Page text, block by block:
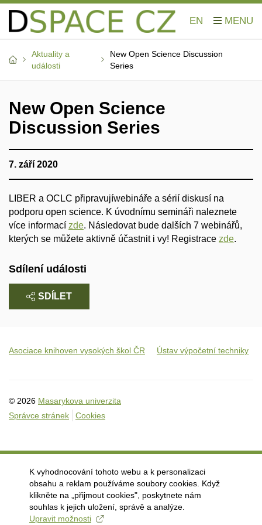
EN
Aktuality a
události
New Open Science Discussion
Series
New Open Science
Discussion Series
7. září 2020
LIBER a OCLC připravujíwebináře a sérií diskusí na
podporu open science. K úvodnímu semináři naleznete
více informací zde. Následovat bude dalších 7 webinářů,
kterých se můžete aktivně účastnit i vy! Registrace zde.
Sdílení události
SDÍLET
Asociace knihoven vysokých škol ČR Ústav výpočetní techniky
© 2026 Masarykova univerzita
Správce stránek
Cookies
K vyhodnocování tohoto webu a k personalizaci
obsahu a reklam používáme soubory cookies. Když
klikněte na „přijmout cookies", poskytnete nám
souhlas k jejich uložení, správě a analýze.
Upravit možnosti